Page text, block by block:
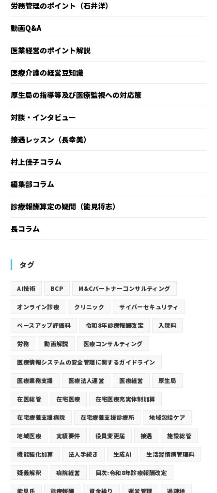
労務管理のポイント（石井洋）
動画Q&A
医業経営のポイント解説
医療介護の経営豆知識
厚生局の指導等及び医療監視への対応策
対談・インタビュー
接遇レッスン（長幸美）
村上佳子コラム
編集部コラム
診療報酬算定の疑問（能見将志）
長コラム
タグ
AI技術 BCP M&Cパートナーコンサルティング
オンライン診療 クリニック サイバーセキュリティ
ベースアップ評価料 令和8年診療報酬改定 入院料
労務 動画解説 医療コンサルティング
医療情報システムの安全管理に関するガイドライン
医療業務支援 医療法人運営 医療経営 厚生局
在医総管 在宅医療 在宅医療充実体制加算
在宅療養支援病院 在宅療養支援診療所 地域包括ケア
地域医療 実績要件 役員変更届 接遇 施設総管
機能強化加算 法人手続き 生成AI 生活習慣病管理料
疑義解釈 病院経営 目次:令和8年診療報酬改定
能見氏 診療報酬 資金繰り 運営管理 過疎地